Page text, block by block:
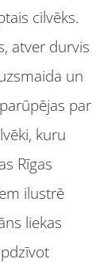
cilvēks.
atver durvis
un
par
kuru
Rīgas
ilustrē
liekas